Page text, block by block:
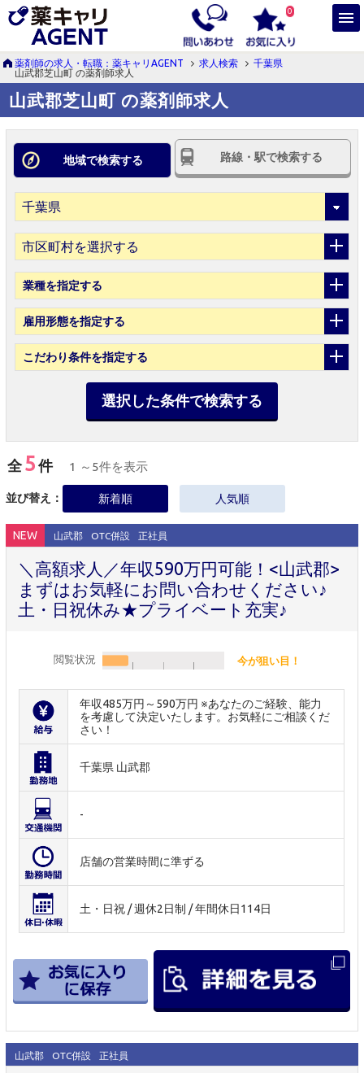
0
薬剤師の求人・転職：薬キャリAGENT 求人検索
千葉県
山武郡芝山町 の薬剤師求人
山武郡芝山町 の薬剤師求人
地域で検索する 路線・駅で検索する
市区町村を選択する
業種を指定する
雇用形態を指定する
こだわり条件を指定する
選択した条件で検索する
全5 件 1 ～5件を表示
並び替え： 新着順 人気順
NEW 山武郡 OTC併設 正社員
＼高額求人／年収590万円可能！<山武郡>
まずはお気軽にお問い合わせください♪
土・日祝休み★プライベート充実♪
閲覧状況 今が狙い目！
年収485万円～590万円 ※あなたのご経験、能力
を考慮して決定いたします。お気軽にご相談くだ
さい！
千葉県 山武郡
-
店舗の営業時間に準ずる
土・日祝 / 週休2日制 / 年間休日114日
山武郡 OTC併設 正社員